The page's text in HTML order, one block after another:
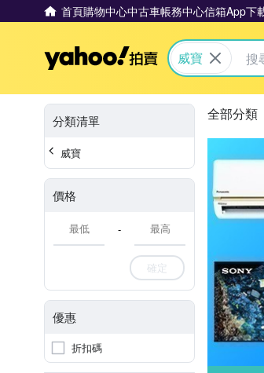
首頁購物中心中古車帳務中心信箱App下
Yahoo拍賣
威寶
分類清單
威寶
價格
-
確定
優惠
折扣碼